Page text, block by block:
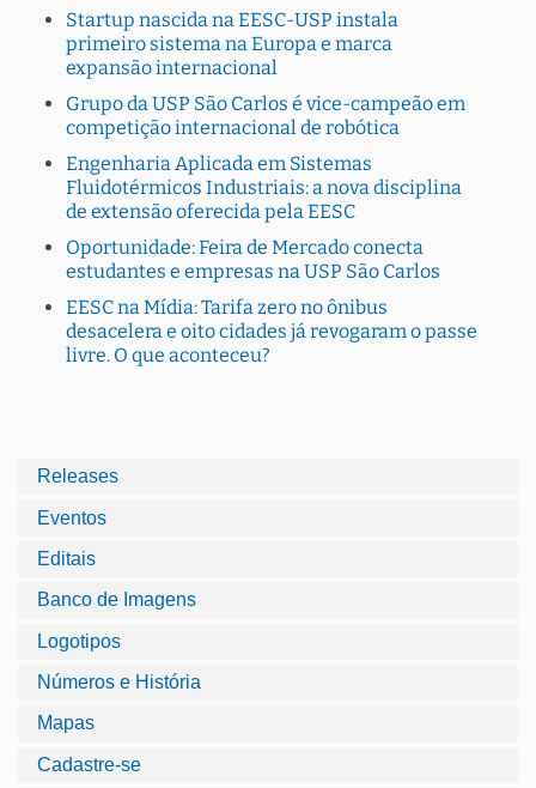
Startup nascida na EESC-USP instala
primeiro sistema na Europa e marca
expansão internacional
Grupo da USP São Carlos é vice-campeão em
competição internacional de robótica
Engenharia Aplicada em Sistemas
Fluidotérmicos Industriais: a nova disciplina
de extensão oferecida pela EESC
Oportunidade: Feira de Mercado conecta
estudantes e empresas na USP São Carlos
EESC na Mídia: Tarifa zero no ônibus
desacelera e oito cidades já revogaram o passe
livre. O que aconteceu?
Releases
Eventos
Editais
Banco de Imagens
Logotipos
Números e História
Mapas
Cadastre-se